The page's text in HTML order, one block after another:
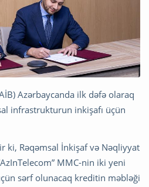
Azərbaycanda ilk dəfə olaraq
infrastrukturun inkişafı üçün
ki, Rəqəmsal İnkişaf və Nəqliyyat
MMC-nin iki yeni
sərf olunacaq kreditin məbləği